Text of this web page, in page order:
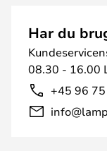
Har du
08.30 - 16.00
+45 96